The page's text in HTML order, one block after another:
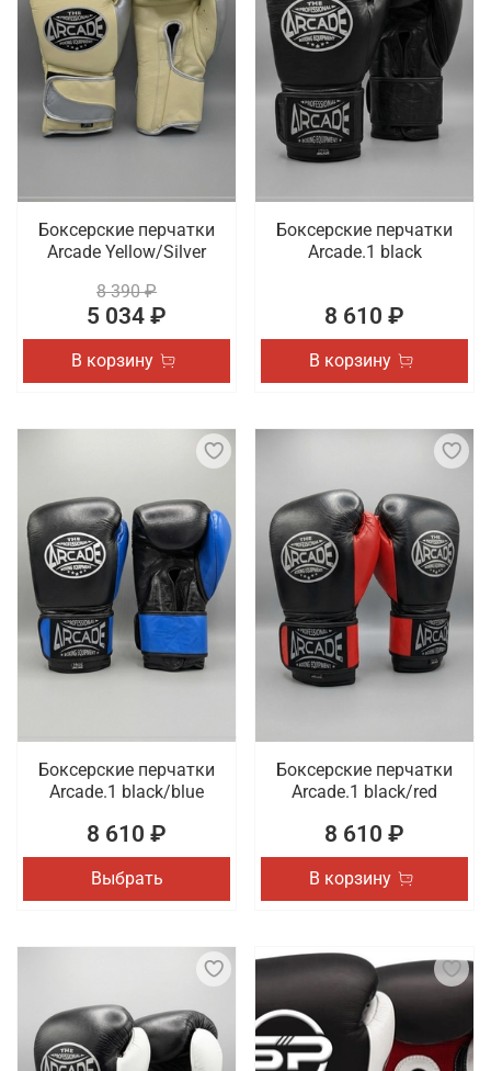
Боксерские перчатки
Arcade Yellow/Silver
8 390 ₽
5 034 ₽
В корзину
Боксерские перчатки
Arcade.1 black
8 610 ₽
В корзину
Боксерские перчатки
Arcade.1 black/blue
8 610 ₽
Выбрать
Боксерские перчатки
Arcade.1 black/red
8 610 ₽
В корзину